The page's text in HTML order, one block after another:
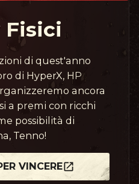
Fisici
di quest'anno
di HyperX, HP
ancora
a premi con ricchi
possibilità di
Tenno!
VINCERE